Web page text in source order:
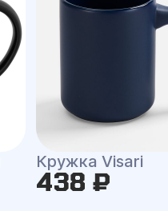
Кружка Visari
438 ₽